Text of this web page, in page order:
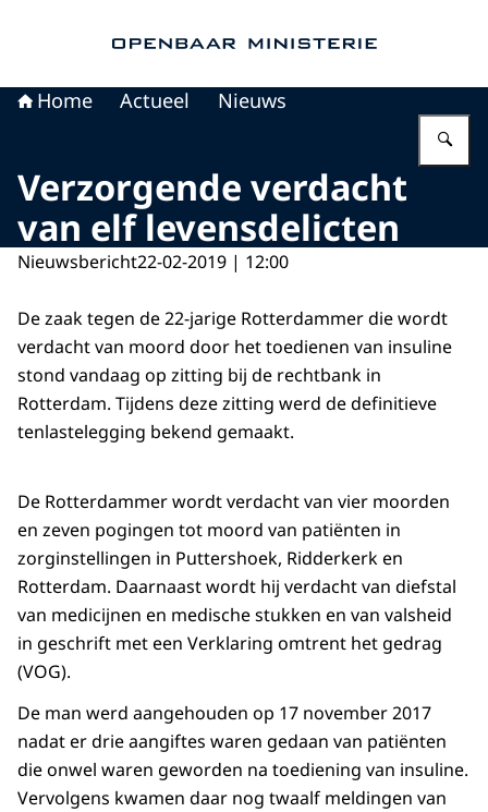
Home Actueel Nieuws
Verzorgende verdacht
van elf levensdelicten
Nieuwsbericht22-02-2019 | 12:00
De zaak tegen de 22-jarige Rotterdammer die wordt
verdacht van moord door het toedienen van insuline
stond vandaag op zitting bij de rechtbank in
Rotterdam. Tijdens deze zitting werd de definitieve
tenlastelegging bekend gemaakt.
De Rotterdammer wordt verdacht van vier moorden
en zeven pogingen tot moord van patiënten in
zorginstellingen in Puttershoek, Ridderkerk en
Rotterdam. Daarnaast wordt hij verdacht van diefstal
van medicijnen en medische stukken en van valsheid
in geschrift met een Verklaring omtrent het gedrag
(VOG).
De man werd aangehouden op 17 november 2017
nadat er drie aangiftes waren gedaan van patiënten
die onwel waren geworden na toediening van insuline.
Vervolgens kwamen daar nog twaalf meldingen van